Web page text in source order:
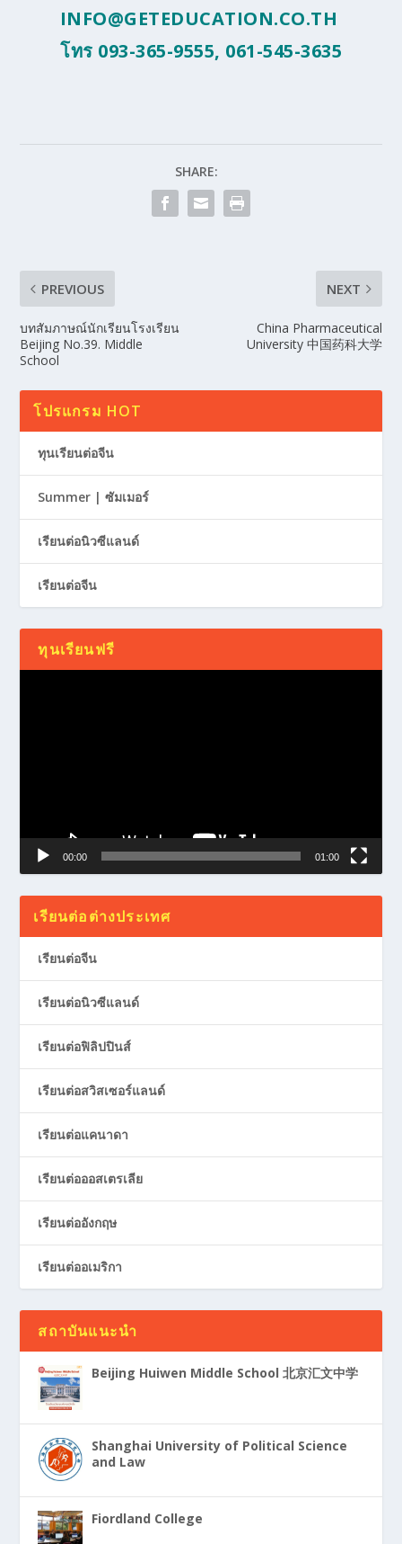
INFO@GETEDUCATION.CO.TH
โทร 093-365-9555, 061-545-3635
SHARE:
PREVIOUS
บทสัมภาษณ์นักเรียนโรงเรียน
Beijing No.39. Middle
School
NEXT
China Pharmaceutical
University 中国药科大学
โปรแกรม HOT
ทุนเรียนต่อจีน
Summer | ซัมเมอร์
เรียนต่อนิวซีแลนด์
เรียนต่อจีน
ทุนเรียนฟรี
00:00 01:00
เรียนต่อต่างประเทศ
เรียนต่อจีน
เรียนต่อนิวซีแลนด์
เรียนต่อฟิลิปปินส์
เรียนต่อสวิสเซอร์แลนด์
เรียนต่อแคนาดา
เรียนต่อออสเตรเลีย
เรียนต่ออังกฤษ
เรียนต่ออเมริกา
สถาบันแนะนำ
Beijing Huiwen Middle School 北京汇文中学
Shanghai University of Political Science
and Law
Fiordland College